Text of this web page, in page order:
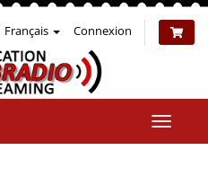
Français Connexion
la